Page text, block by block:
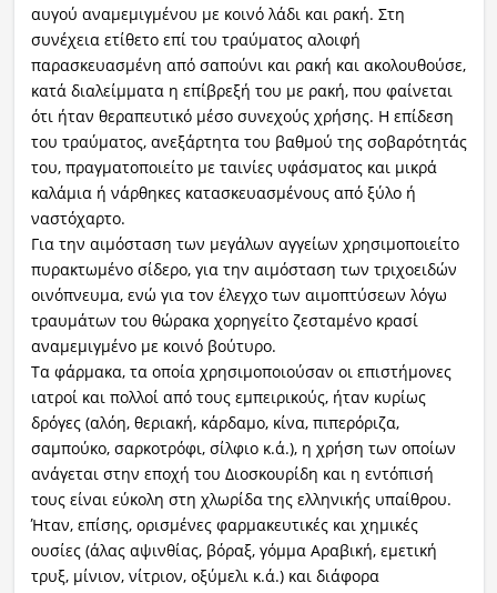
αυγού αναμεμιγμένου με κοινό λάδι και ρακή. Στη
συνέχεια ετίθετο επί του τραύματος αλοιφή
παρασκευασμένη από σαπούνι και ρακή και ακολουθούσε,
κατά διαλείμματα η επίβρεξή του με ρακή, που φαίνεται
ότι ήταν θεραπευτικό μέσο συνεχούς χρήσης. Η επίδεση
του τραύματος, ανεξάρτητα του βαθμού της σοβαρότητάς
του, πραγματοποιείτο με ταινίες υφάσματος και μικρά
καλάμια ή νάρθηκες κατασκευασμένους από ξύλο ή
ναστόχαρτο.
Για την αιμόσταση των μεγάλων αγγείων χρησιμοποιείτο
πυρακτωμένο σίδερο, για την αιμόσταση των τριχοειδών
οινόπνευμα, ενώ για τον έλεγχο των αιμοπτύσεων λόγω
τραυμάτων του θώρακα χορηγείτο ζεσταμένο κρασί
αναμεμιγμένο με κοινό βούτυρο.
Τα φάρμακα, τα οποία χρησιμοποιούσαν οι επιστήμονες
ιατροί και πολλοί από τους εμπειρικούς, ήταν κυρίως
δρόγες (αλόη, θεριακή, κάρδαμο, κίνα, πιπερόριζα,
σαμπούκο, σαρκοτρόφι, σίλφιο κ.ά.), η χρήση των οποίων
ανάγεται στην εποχή του Διοσκουρίδη και η εντόπισή
τους είναι εύκολη στη χλωρίδα της ελληνικής υπαίθρου.
Ήταν, επίσης, ορισμένες φαρμακευτικές και χημικές
ουσίες (άλας αψινθίας, βόραξ, γόμμα Αραβική, εμετική
τρυξ, μίνιον, νίτριον, οξύμελι κ.ά.) και διάφορα